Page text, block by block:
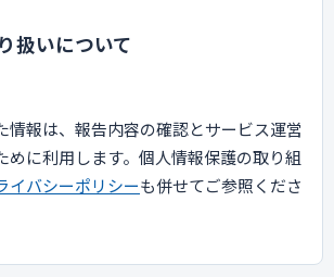
扱いについて
情報は、報告内容の確認とサービス運営
めに利用します。個人情報保護の取り組
イバシーポリシーも併せてご参照くださ